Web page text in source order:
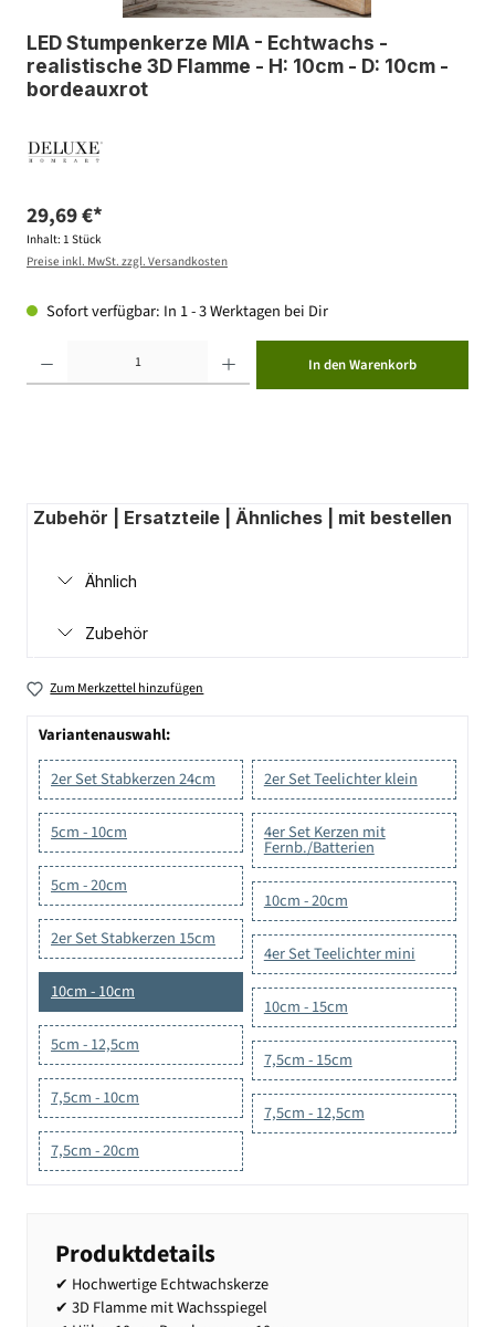
LED Stumpenkerze MIA - Echtwachs -
realistische 3D Flamme - H: 10cm - D: 10cm -
bordeauxrot
29,69 €*
Inhalt: 1 Stück
Preise inkl. MwSt. zzgl. Versandkosten
Sofort verfügbar: In 1 - 3 Werktagen bei Dir
In den Warenkorb
Zubehör | Ersatzteile | Ähnliches | mit bestellen
Ähnlich
Zubehör
Zum Merkzettel hinzufügen
Variantenauswahl:
2er Set Stabkerzen 24cm
2er Set Teelichter klein
5cm - 10cm 4er Set Kerzen mit
Fernb./Batterien
5cm - 20cm
10cm - 20cm
2er Set Stabkerzen 15cm
4er Set Teelichter mini
10cm - 10cm
10cm - 15cm
5cm - 12,5cm
7,5cm - 15cm
7,5cm - 10cm
7,5cm - 12,5cm
7,5cm - 20cm
Produktdetails
✔ Hochwertige Echtwachskerze
✔ 3D Flamme mit Wachsspiegel